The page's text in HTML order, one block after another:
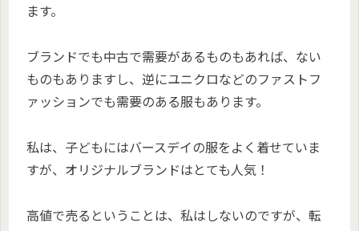
ます。
ブランドでも中古で需要があるものもあれば、ない
ものもありますし、逆にユニクロなどのファストフ
ァッションでも需要のある服もあります。
私は、子どもにはバースデイの服をよく着せていま
すが、オリジナルブランドはとても人気！
高値で売るということは、私はしないのですが、転